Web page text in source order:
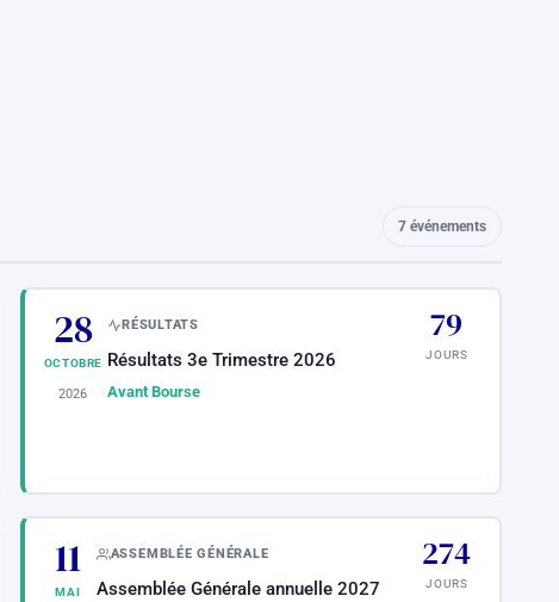
7 événements
28
OCTOBRE
2026
RÉSULTATS
Résultats 3e Trimestre 2026
Avant Bourse
79
JOURS
11
MAI
ASSEMBLÉE GÉNÉRALE
Assemblée Générale annuelle 2027
274
JOURS